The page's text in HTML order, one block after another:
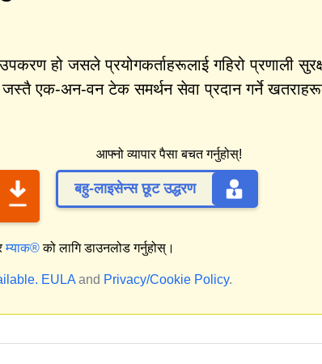
हो जसले प्रयोगकर्ताहरूलाई गहिरो प्रणाली
एक-अन-वन टेक समर्थन सेवा प्रदान गर्ने
आफ्नो व्यापार पैसा बचत गर्नुहोस्!
बहु-लाइसेन्स छूट उद्धरण
म्याक®को लागि डाउनलोड गर्नुहोस्।
EULA and Privacy/Cookie Policy.